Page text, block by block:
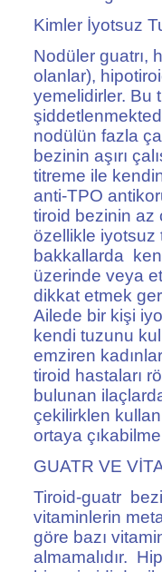
Kimler İyotsuz
Nodüler guatrı,
olanlar),
yemelidirler. Bu
nodülün fazla
bezinin aşırı
titreme ile
anti-TPO
tiroid bezinin az
özellikle iyotsuz
bakkallarda
üzerinde veya
dikkat etmek
Ailede bir kişi
kendi tuzunu
emziren
tiroid hastaları
bulunan
çekilirklen
ortaya
GUATR VE
Tiroid-guatr
vitaminlerin
göre bazı
almamalıdır.